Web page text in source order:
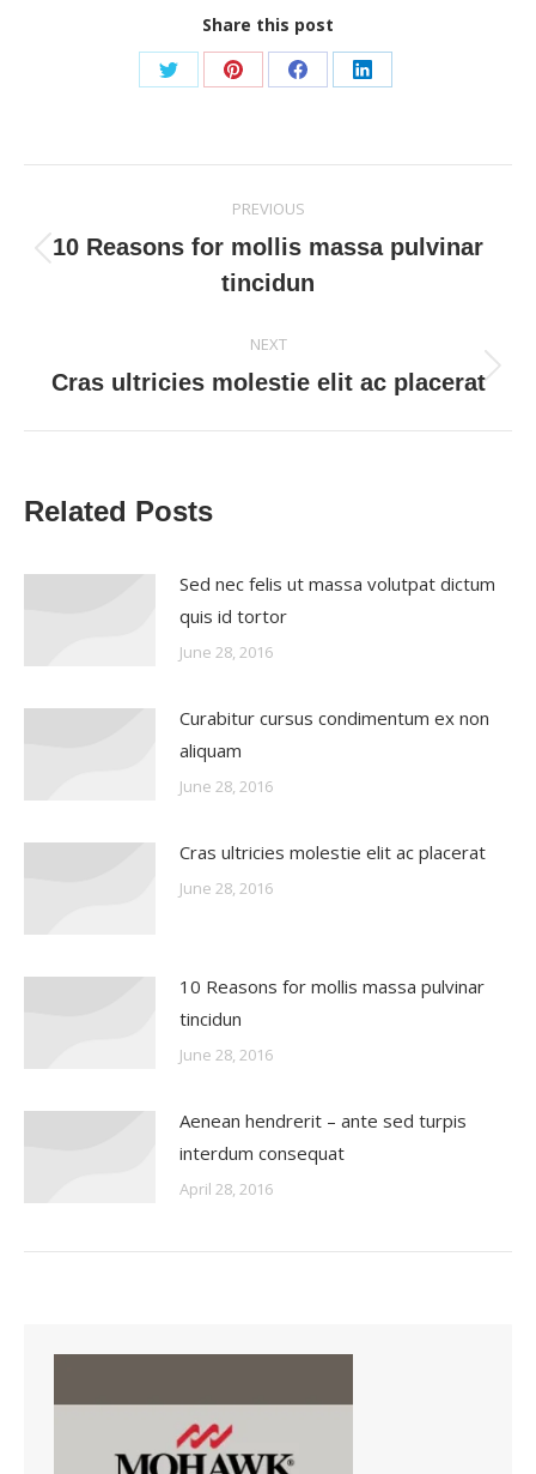
Share this post
Share Share Share Share
navigation
PREVIOUS
Previous
post:
10 Reasons for mollis massa pulvinar
tincidun
NEXT
Next
Cras ultricies molestie elit ac placerat
Related Posts
Sed nec felis ut massa volutpat dictum
quis id tortor
June 28, 2016
Curabitur cursus condimentum ex non
aliquam
June 28, 2016
Cras ultricies molestie elit ac placerat
June 28, 2016
10 Reasons for mollis massa pulvinar
tincidun
June 28, 2016
Aenean hendrerit – ante sed turpis
interdum consequat
April 28, 2016